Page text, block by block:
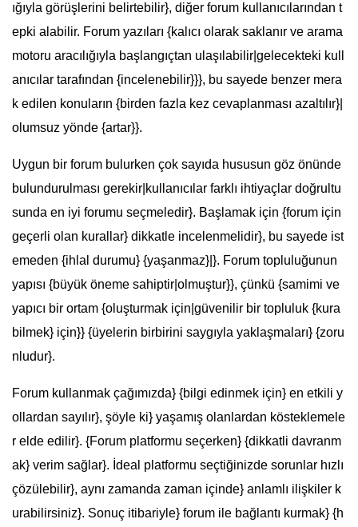
ığıyla görüşlerini belirtebilir}, diğer forum kullanıcılarından t
epki alabilir. Forum yazıları {kalıcı olarak saklanır ve arama
motoru aracılığıyla başlangıçtan ulaşılabilir|gelecekteki kull
anıcılar tarafından {incelenebilir}}}, bu sayede benzer mera
k edilen konuların {birden fazla kez cevaplanması azaltılır}|
olumsuz yönde {artar}}.
Uygun bir forum bulurken çok sayıda hususun göz önünde
bulundurulması gerekir|kullanıcılar farklı ihtiyaçlar doğrultu
sunda en iyi forumu seçmeledir}. Başlamak için {forum için
geçerli olan kurallar} dikkatle incelenmelidir}, bu sayede ist
emeden {ihlal durumu} {yaşanmaz}|}. Forum topluluğunun
yapısı {büyük öneme sahiptir|olmuştur}}, çünkü {samimi ve
yapıcı bir ortam {oluşturmak için|güvenilir bir topluluk {kura
bilmek} için}} {üyelerin birbirini saygıyla yaklaşmaları} {zoru
nludur}.
Forum kullanmak çağımızda} {bilgi edinmek için} en etkili y
ollardan sayılır}, şöyle ki} yaşamış olanlardan kösteklemele
r elde edilir}. {Forum platformu seçerken} {dikkatli davranm
ak} verim sağlar}. İdeal platformu seçtiğinizde sorunlar hızlı
çözülebilir}, aynı zamanda zaman içinde} anlamlı ilişkiler k
urabilirsiniz}. Sonuç itibariyle} forum ile bağlantı kurmak} {h